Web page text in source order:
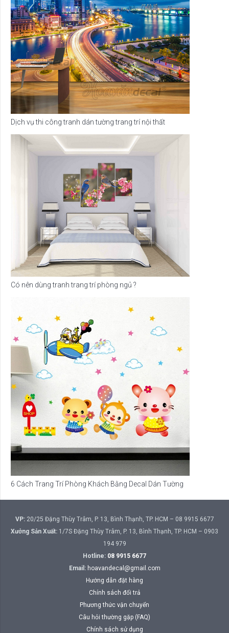
Dịch vụ thi công tranh dán tường trang trí nội thất
Có nên dùng tranh trang trí phòng ngủ ?
6 Cách Trang Trí Phòng Khách Bằng Decal Dán Tường
VP:20/25 Đặng Thùy Trâm, P. 13, Bình Thạnh, TP. HCM – 08 9915 6677
Xưởng Sản Xuất: 1/7S Đặng Thùy Trâm, P. 13, Bình Thạnh, TP. HCM – 0903
194 979
Hotline: 08 9915 6677
Email: hoavandecal@gmail.com
Hướng dẫn đặt hàng
Chính sách đổi trả
Phương thức vận chuyển
Câu hỏi thường gặp (FAQ)
Chính sách sử dụng